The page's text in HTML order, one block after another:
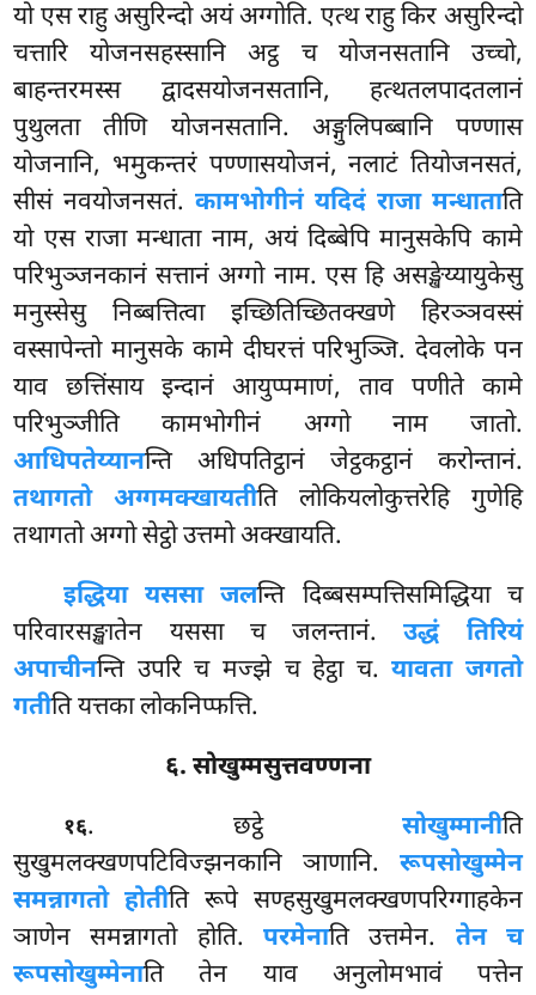
यो एस राहु असुरिन्दो अयं अग्गोति. एत्थ राहु किर असुरिन्दो
चत्तारि योजनसहस्सानि अट्ठ च योजनसतानि उच्चो,
बाहन्तरमस्स द्वादसयोजनसतानि, हत्थतलपादतलानं
पुथुलता तीणि योजनसतानि. अङ्गुलिपब्बानि पण्णास
योजनानि, भमुकन्तरं पण्णासयोजनं, नलाटं तियोजनसतं,
सीसं नवयोजनसतं.कामभोगीनं यदिदं राजा मन्धाताति
यो एस राजा मन्धाता नाम, अयं दिब्बेपि मानुसकेपि कामे
परिभुञ्जनकानंसत्तानं अग्गो नाम. एस हि असङ्खेय्यायुकेसु
मनुस्सेसु निब्बत्तित्वा इच्छितिच्छितक्खणे हिरञ्ञवस्सं
वस्सापेन्तो मानुसके कामे दीघरत्तं परिभुञ्जि. देवलोके पन
याव छत्तिंसाय इन्दानं आयुप्पमाणं, ताव पणीते कामे
परिभुञ्जीति कामभोगीनं अग्गो नाम जातो.
आधिपतेय्यानन्ति अधिपतिट्ठानं जेट्ठकट्ठानं करोन्तानं.
तथागतो अग्गमक्खायतीति लोकियलोकुत्तरेहि गुणेहि
तथागतो अग्गो सेट्ठो उत्तमो अक्खायति.
इद्धिया यससा जलन्ति दिब्बसम्पत्तिसमिद्धिया च
परिवारसङ्खातेन यससा च जलन्तानं.उद्धं तिरियं
अपाचीनन्ति उपरि च मज्झे च हेट्ठा च.यावता जगतो
गतीति यत्तका लोकनिप्फत्ति.
६. सोखुम्मसुत्तवण्णना
१६. छट्ठे सोखुम्मानीति
सुखुमलक्खणपटिविज्झनकानि ञाणानि. रूपसोखुम्मेन
समन्नागतो होतीति रूपे सण्हसुखुमलक्खणपरिग्गाहकेन
ञाणेन समन्नागतो होति. परमेनाति उत्तमेन. तेन च
रूपसोखुम्मेनाति तेन याव अनुलोमभावं पत्तेन